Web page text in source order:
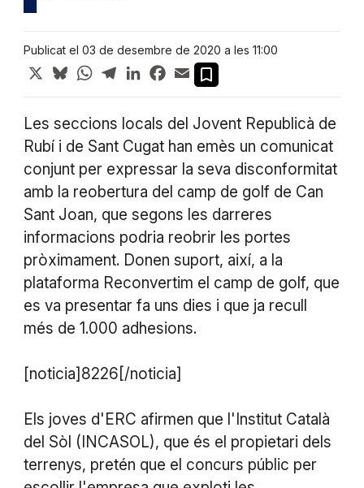
Publicat el 03 de desembre de 2020 a les 11:00
X BlueskyWhatsApp
TelegramLinkedInFacebook
Email
Les seccions locals del Jovent Republicà de
Rubí i de Sant Cugat han emès un comunicat
conjunt per expressar la seva disconformitat
amb la reobertura del camp de golf de Can
Sant Joan, que segons les darreres
informacions podria reobrir les portes
pròximament. Donen suport, així, a la
plataforma Reconvertim el camp de golf, que
es va presentar fa uns dies i que ja recull
més de 1.000 adhesions.
[noticia]8226[/noticia]
Els joves d'ERC afirmen que l'Institut Català
del Sòl (INCASOL), que és el propietari dels
terrenys, pretén que el concurs públic per